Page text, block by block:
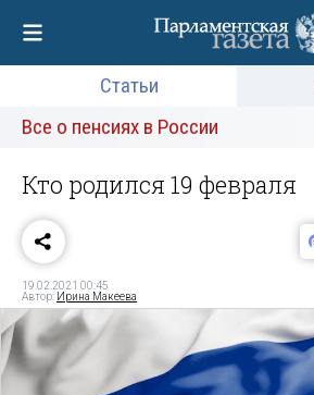
Статьи
Все о пенсиях в России
Кто родился 19 февраля
19.02.2021 00:45
Автор: Ирина Макеева